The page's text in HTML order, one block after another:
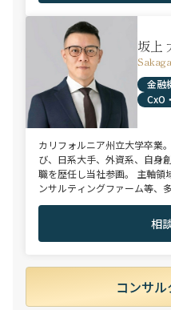
坂上
金融
CxO
カリフォルニア州立大学卒業
び、日系大手、外資系、自身
職を歴任し当社参画。 主軸
ンサルティングファーム等、
グ/法務/財務/リスク・コンプ
した求職者様の内定年収の中
クライアント採用企業様との
ション（特命案件）のご提案
相
コンサ